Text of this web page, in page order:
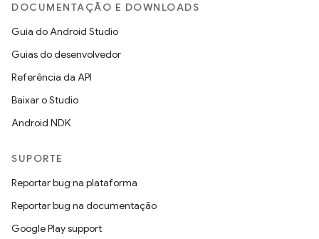
DOCUMENTAÇÃO E DOWNLOADS
Guia do Android Studio
Guias do desenvolvedor
Referência da API
Baixar o Studio
Android NDK
SUPORTE
Reportar bug na plataforma
Reportar bug na documentação
Google Play support